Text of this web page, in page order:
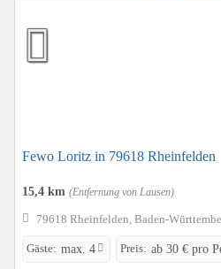
Fewo Loritz in 79618 Rheinfelden
15,4 km (Entfernung von Lausen)
79618 Rheinfelden, Baden-
Gäste: max. 4 Preis: ab 30 € pro